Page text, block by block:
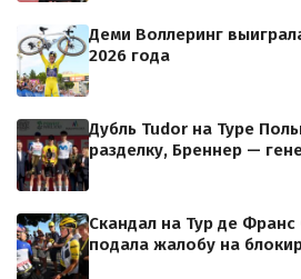
Деми Воллеринг
2026 года
Дубль Tudor на Туре
разделку, Бреннер —
Скандал на Тур де
подала жалобу на